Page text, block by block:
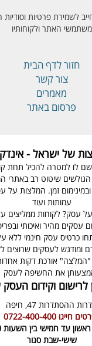
לשמירת פרטיות
משתמשי האתר ולקוחותיו
חזור לדף הבית
צור קשר
מאמרים
פרסום באתר
של ישראל -
לו למטרה להכיל תחת
שיטוט רב באתרי
זמן. המלצות על
עמותות ועוד
עסק? לקוחות ממליצים
עסקים מהיר ואיכותי
כרטיס עסק חינמי ללא
לעסקים שרוצים
אורכת דקות
את החשיפה לעסק
לרישום וקידום
ההסתדרות 47,
חיפה
חייגו0722-400-400
שישי-שבת סגור